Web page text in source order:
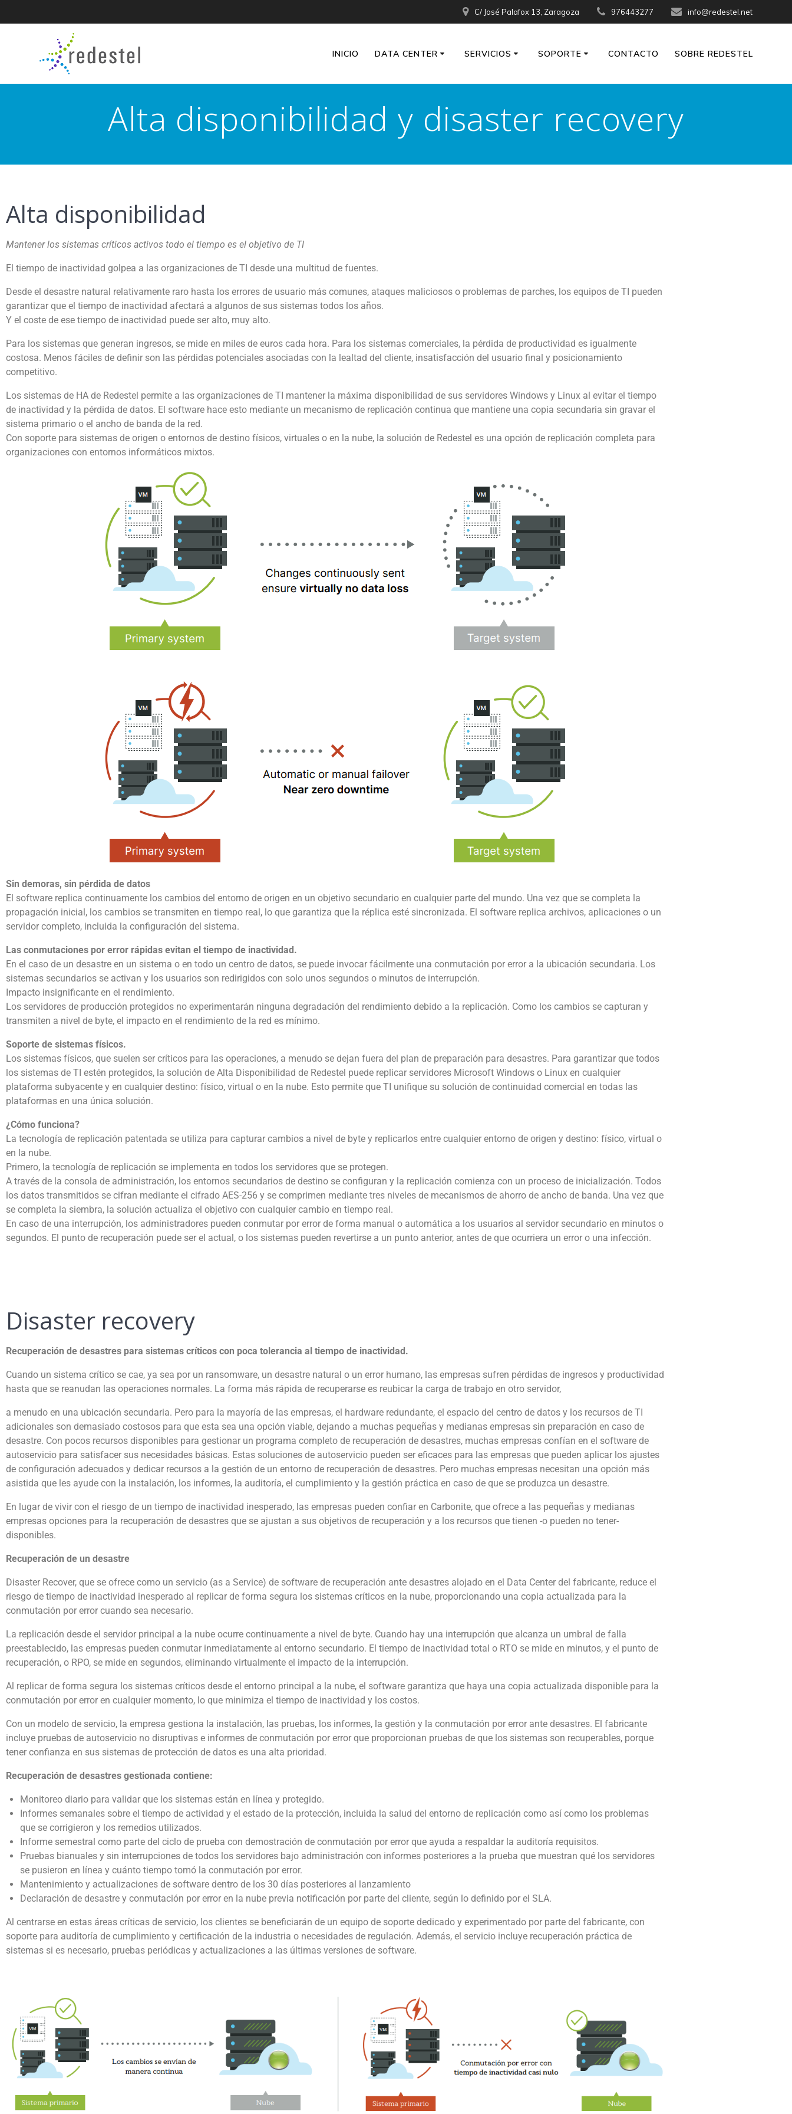
C/ José Palafox 13, Zaragoza 976443277 info@redestel.net
INICIO DATA CENTER SERVICIOS SOPORTE CONTACTO SOBRE REDESTEL
Alta disponibilidad y disaster recovery
Alta disponibilidad
Mantener los sistemas críticos activos todo el tiempo es el objetivo de TI
El tiempo de inactividad golpea a las organizaciones de TI desde una multitud de fuentes.
Desde el desastre natural relativamente raro hasta los errores de usuario más comunes, ataques maliciosos o problemas de parches, los equipos de TI pueden
garantizar que el tiempo de inactividad afectará a algunos de sus sistemas todos los años.
Y el coste de ese tiempo de inactividad puede ser alto, muy alto.
Para los sistemas que generan ingresos, se mide en miles de euros cada hora. Para los sistemas comerciales, la pérdida de productividad es igualmente
costosa. Menos fáciles de definir son las pérdidas potenciales asociadas con la lealtad del cliente, insatisfacción del usuario final y posicionamiento
competitivo.
Los sistemas de HA de Redestel permite a las organizaciones de TI mantener la máxima disponibilidad de sus servidores Windows y Linux al evitar el tiempo
de inactividad y la pérdida de datos. El software hace esto mediante un mecanismo de replicación continua que mantiene una copia secundaria sin gravar el
sistema primario o el ancho de banda de la red.
Con soporte para sistemas de origen o entornos de destino físicos, virtuales o en la nube, la solución de Redestel es una opción de replicación completa para
organizaciones con entornos informáticos mixtos.
Sin demoras, sin pérdida de datos
El software replica continuamente los cambios del entorno de origen en un objetivo secundario en cualquier parte del mundo. Una vez que se completa la
propagación inicial, los cambios se transmiten en tiempo real, lo que garantiza que la réplica esté sincronizada. El software replica archivos, aplicaciones o un
servidor completo, incluida la configuración del sistema.
Las conmutaciones por error rápidas evitan el tiempo de inactividad.
En el caso de un desastre en un sistema o en todo un centro de datos, se puede invocar fácilmente una conmutación por error a la ubicación secundaria. Los
sistemas secundarios se activan y los usuarios son redirigidos con solo unos segundos o minutos de interrupción.
Impacto insignificante en el rendimiento.
Los servidores de producción protegidos no experimentarán ninguna degradación del rendimiento debido a la replicación. Como los cambios se capturan y
transmiten a nivel de byte, el impacto en el rendimiento de la red es mínimo.
Soporte de sistemas físicos.
Los sistemas físicos, que suelen ser críticos para las operaciones, a menudo se dejan fuera del plan de preparación para desastres. Para garantizar que todos
los sistemas de TI estén protegidos, la solución de Alta Disponibilidad de Redestel puede replicar servidores Microsoft Windows o Linux en cualquier
plataforma subyacente y en cualquier destino: físico, virtual o en la nube. Esto permite que TI unifique su solución de continuidad comercial en todas las
plataformas en una única solución.
¿Cómo funciona?
La tecnología de replicación patentada se utiliza para capturar cambios a nivel de byte y replicarlos entre cualquier entorno de origen y destino: físico, virtual o
en la nube.
Primero, la tecnología de replicación se implementa en todos los servidores que se protegen.
A través de la consola de administración, los entornos secundarios de destino se configuran y la replicación comienza con un proceso de inicialización. Todos
los datos transmitidos se cifran mediante el cifrado AES-256 y se comprimen mediante tres niveles de mecanismos de ahorro de ancho de banda. Una vez que
se completa la siembra, la solución actualiza el objetivo con cualquier cambio en tiempo real.
En caso de una interrupción, los administradores pueden conmutar por error de forma manual o automática a los usuarios al servidor secundario en minutos o
segundos. El punto de recuperación puede ser el actual, o los sistemas pueden revertirse a un punto anterior, antes de que ocurriera un error o una infección.
Disaster recovery
Recuperación de desastres para sistemas críticos con poca tolerancia al tiempo de inactividad.
Cuando un sistema crítico se cae, ya sea por un ransomware, un desastre natural o un error humano, las empresas sufren pérdidas de ingresos y productividad
hasta que se reanudan las operaciones normales. La forma más rápida de recuperarse es reubicar la carga de trabajo en otro servidor,
a menudo en una ubicación secundaria. Pero para la mayoría de las empresas, el hardware redundante, el espacio del centro de datos y los recursos de TI
adicionales son demasiado costosos para que esta sea una opción viable, dejando a muchas pequeñas y medianas empresas sin preparación en caso de
desastre. Con pocos recursos disponibles para gestionar un programa completo de recuperación de desastres, muchas empresas confían en el software de
autoservicio para satisfacer sus necesidades básicas. Estas soluciones de autoservicio pueden ser eficaces para las empresas que pueden aplicar los ajustes
de configuración adecuados y dedicar recursos a la gestión de un entorno de recuperación de desastres. Pero muchas empresas necesitan una opción más
asistida que les ayude con la instalación, los informes, la auditoría, el cumplimiento y la gestión práctica en caso de que se produzca un desastre.
En lugar de vivir con el riesgo de un tiempo de inactividad inesperado, las empresas pueden confiar en Carbonite, que ofrece a las pequeñas y medianas
empresas opciones para la recuperación de desastres que se ajustan a sus objetivos de recuperación y a los recursos que tienen -o pueden no tener-
disponibles.
Recuperación de un desastre
Disaster Recover, que se ofrece como un servicio (as a Service) de software de recuperación ante desastres alojado en el Data Center del fabricante, reduce el
riesgo de tiempo de inactividad inesperado al replicar de forma segura los sistemas críticos en la nube, proporcionando una copia actualizada para la
conmutación por error cuando sea necesario.
La replicación desde el servidor principal a la nube ocurre continuamente a nivel de byte. Cuando hay una interrupción que alcanza un umbral de falla
preestablecido, las empresas pueden conmutar inmediatamente al entorno secundario. El tiempo de inactividad total o RTO se mide en minutos, y el punto de
recuperación, o RPO, se mide en segundos, eliminando virtualmente el impacto de la interrupción.
Al replicar de forma segura los sistemas críticos desde el entorno principal a la nube, el software garantiza que haya una copia actualizada disponible para la
conmutación por error en cualquier momento, lo que minimiza el tiempo de inactividad y los costos.
Con un modelo de servicio, la empresa gestiona la instalación, las pruebas, los informes, la gestión y la conmutación por error ante desastres. El fabricante
incluye pruebas de autoservicio no disruptivas e informes de conmutación por error que proporcionan pruebas de que los sistemas son recuperables, porque
tener confianza en sus sistemas de protección de datos es una alta prioridad.
Recuperación de desastres gestionada contiene:
Monitoreo diario para validar que los sistemas están en línea y protegido.
Informes semanales sobre el tiempo de actividad y el estado de la protección, incluida la salud del entorno de replicación como así como los problemas
que se corrigieron y los remedios utilizados.
Informe semestral como parte del ciclo de prueba con demostración de conmutación por error que ayuda a respaldar la auditoría requisitos.
Pruebas bianuales y sin interrupciones de todos los servidores bajo administración con informes posteriores a la prueba que muestran qué los servidores
se pusieron en línea y cuánto tiempo tomó la conmutación por error.
Mantenimiento y actualizaciones de software dentro de los 30 días posteriores al lanzamiento
Declaración de desastre y conmutación por error en la nube previa notificación por parte del cliente, según lo definido por el SLA.
Al centrarse en estas áreas críticas de servicio, los clientes se beneficiarán de un equipo de soporte dedicado y experimentado por parte del fabricante, con
soporte para auditoría de cumplimiento y certificación de la industria o necesidades de regulación. Además, el servicio incluye recuperación práctica de
sistemas si es necesario, pruebas periódicas y actualizaciones a las últimas versiones de software.